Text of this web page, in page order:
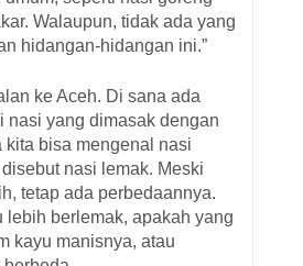
Walaupun, tidak ada yang
hidangan-hidangan ini.”
ke Aceh. Di sana ada
nasi yang dimasak dengan
kita bisa mengenal nasi
nasi lemak. Meski
tetap ada perbedaannya.
lebih berlemak, apakah yang
kayu manisnya, atau